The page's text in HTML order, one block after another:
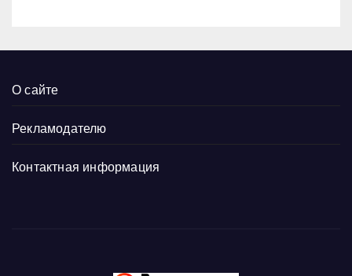
О сайте
Рекламодателю
Контактная информация